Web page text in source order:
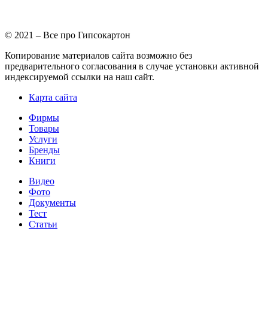
© 2021 – Все про Гипсокартон
Копирование материалов сайта возможно без
предварительного согласования в случае установки активной
индексируемой ссылки на наш сайт.
Карта сайта
Фирмы
Товары
Услуги
Бренды
Книги
Видео
Фото
Документы
Тест
Статьи